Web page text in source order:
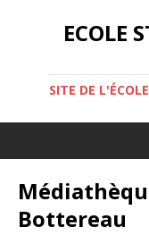
ECOLE
SITE DE
Bottereau